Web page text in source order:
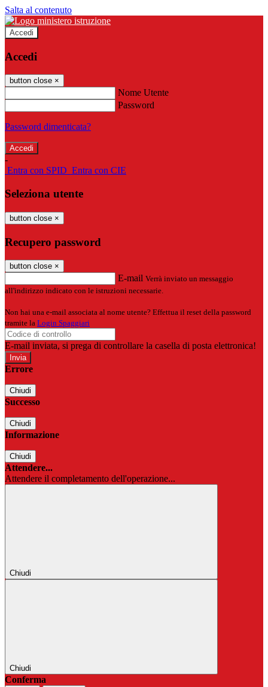
Salta al contenuto
Accedi
Accedi
button close ×
Nome Utente
Password
Password dimenticata?
-
Entra con SPID Entra con CIE
Seleziona utente
button close ×
Recupero password
button close ×
E-mail Verrà inviato un messaggio
all'indirizzo indicato con le istruzioni necessarie.
Non hai una e-mail associata al nome utente? Effettua il reset della password
tramite la Login Spaggiari
E-mail inviata, si prega di controllare la casella di posta elettronica!
Errore
Chiudi
Successo
Chiudi
Informazione
Chiudi
Attendere...
Attendere il completamento dell'operazione...
Chiudi
Chiudi
Conferma